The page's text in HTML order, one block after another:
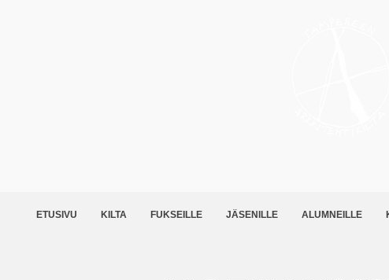
ETUSIVU KILTA FUKSEILLE JÄSENILLE ALUMNEILLE